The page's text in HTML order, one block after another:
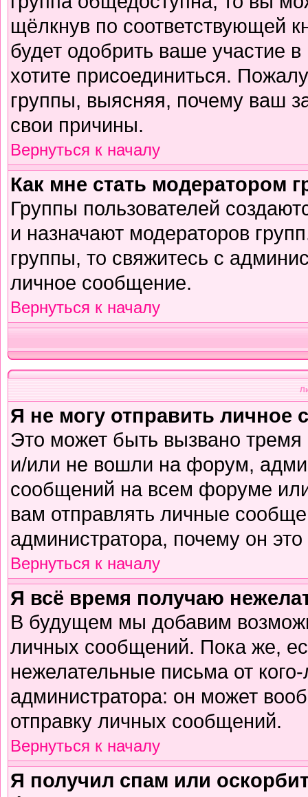
щёлкнув по соответствующей
будет одобрить ваше участие
хотите присоединиться.
группы, выясняя, почему ваш
свои причины.
Вернуться к началу
Как мне стать модератором
Группы пользователей
и назначают модераторов
группы, то свяжитесь с
личное сообщение.
Вернуться к началу
Я не могу отправить личное
Это может быть вызвано
и/или не вошли на форум,
сообщений на всем форуме
вам отправлять личные
администратора, почему он
Вернуться к началу
Я всё время получаю
В будущем мы добавим
личных сообщений. Пока же,
нежелательные письма от
администратора: он может
отправку личных сообщений.
Вернуться к началу
Я получил спам или